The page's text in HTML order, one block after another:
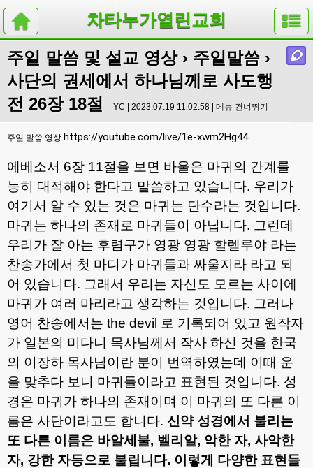
차타누가열린교회
주일 말씀 및 설교 영상› 주일말씀 ›
사단의 권세에서 하나님께로 사도행
전 26장 18절
YC | 2023.07.19 11:02:58 | 메뉴 건너뛰기
주일 말씀 영상 https://youtube.com/live/1e-xwm2Hg44
에베소서 6장 11절을 보면 바울은 마귀의 간계를
능히 대적해야 한다고 말씀하고 있습니다. 우리가
여기서 알 수 있는 것은 마귀는 단수라는 것입니다.
마귀는 하나의 존재로 마귀들이 아닙니다. 그런데
우리가 잘 아는 후렴구가 영광 영광 할렐루야 라는
찬송가에서 첫 마디가 마귀들과 싸울지라 라고 되
어 있습니다. 그래서 우리는 자신도 모르는 사이에
마귀가 여러 마리라고 생각하는 것입니다. 그러나
영어 찬송에서는 the devil
로 기록되어 있고 원작자
가 일본의 미다니 목사님께서 작사 하신 것을 한국
의 이장하 목사님이란 분이 번역하였는데 이때 운
을 맞추다 보니 마귀들이라고 표현된 것입니다. 성
경은 마귀가 하나의 존재이며 이 마귀의 또 다른 이
름은 사단이라고도 합니다. 신약 성경에서 불리는
또 다른 이름은 바알세불, 벨리알, 악한 자, 사악한
자, 강한 자등으로 불립니다. 이렇게 다양한 표현들